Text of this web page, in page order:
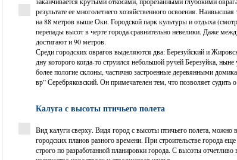
результате ее многолетнего хозяйственного освоения.
на 88 метров выше Оки. Городской парк культуры и отдыха
перепады высот в черте города сравнительно невелики. Даже
достигают и 90 метров.
Среди городских оврагов выделяются два: Березуйский и
дну которого когда-то струился небольшой ручей Березуйка,
более пологие склоны, частично застроенные деревянными
вр” Серебряковский. Он примечателен тем, что позволяет судить
Калуга с высоты птичьего полета
Вид калуги сверху. Видя город с высоты птичьего полета, можно
городских планов разного времени. При строительстве города
строго по разработанной планировки города. С высоты